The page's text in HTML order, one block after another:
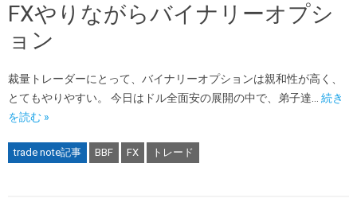
FXやりながらバイナリーオプシ
ョン
裁量トレーダーにとって、バイナリーオプションは親和性が高く、
とてもやりやすい。 今日はドル全面安の展開の中で、弟子達… 続き
を読む »
trade note記事 BBF FX トレード